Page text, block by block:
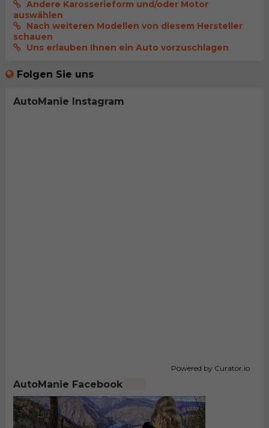
Andere Karosserieform und/oder Motor
auswählen
Nach weiteren Modellen von diesem Hersteller
schauen
Uns erlauben Ihnen ein Auto vorzuschlagen
Folgen Sie uns
AutoManie Instagram
Powered by Curator.io
AutoManie Facebook